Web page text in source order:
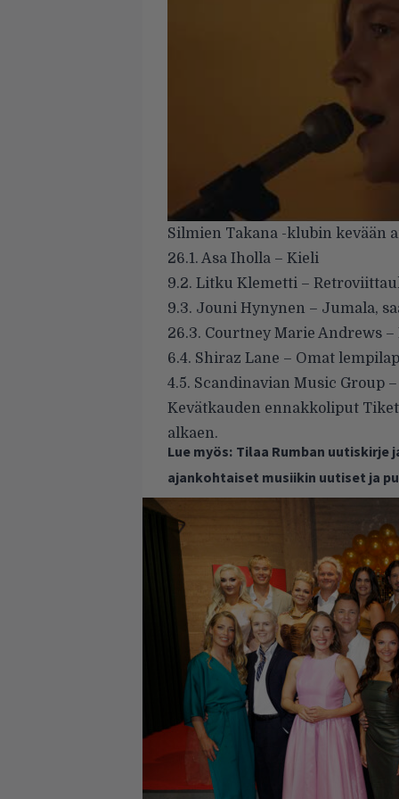
Silmien Takana -klubin kevään
26.1. Asa Iholla – Kieli
9.2. Litku Klemetti –
9.3. Jouni Hynynen – Jumala,
26.3. Courtney Marie Andrews –
6.4. Shiraz Lane – Omat
4.5. Scandinavian Music Group
Kevätkauden ennakkoliput
alkaen.
Lue myös: Tilaa Rumban uutiskirje
ajankohtaiset musiikin uutiset ja